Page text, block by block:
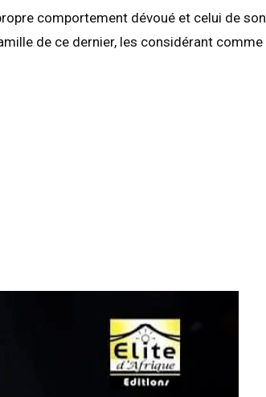
comportement dévoué et celui de son
de ce dernier, les considérant comme